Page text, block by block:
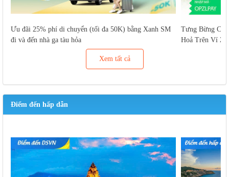
Ưu đãi 25% phí di chuyển (tối đa 50K) bằng Xanh SM
đi và đến nhà ga tàu hỏa
Tưng Bừng
Hoả Trên Ví
Xem tất cả
Điểm đến hấp dẫn